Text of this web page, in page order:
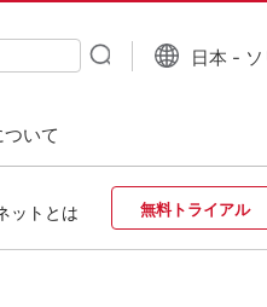
いて
日本 -
ットとは 無料トライアル